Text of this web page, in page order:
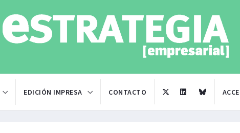
EDICIÓN IMPRESA CONTACTO